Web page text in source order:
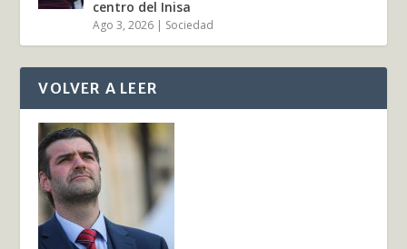
centro del Inisa
Ago 3, 2026 | Sociedad
VOLVER A LEER